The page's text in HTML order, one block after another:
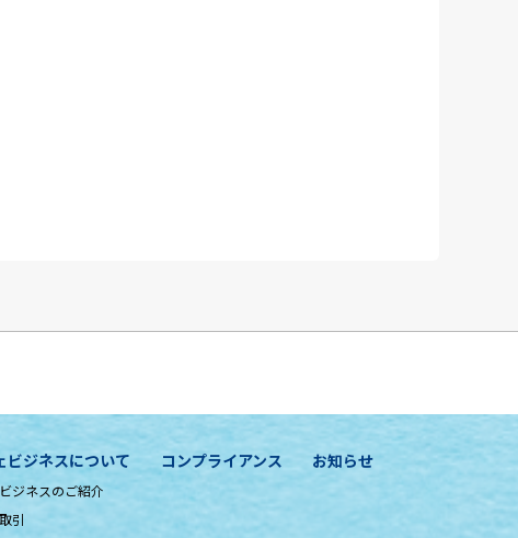
ビジネスについて
ジネスのご紹介
引
コンプライアンス お知らせ